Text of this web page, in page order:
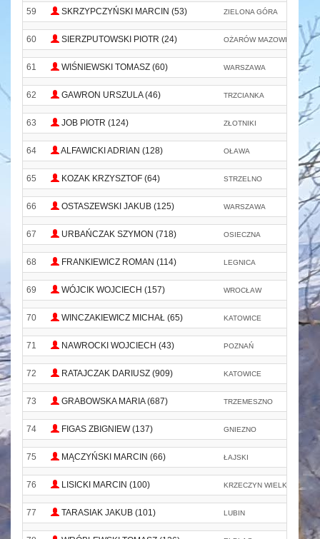
59 SKRZYPCZYŃSKI MARCIN (53) ZIELONA GÓRA
60 SIERZPUTOWSKI PIOTR (24) OŻARÓW MAZOWIECKI
61 WIŚNIEWSKI TOMASZ (60) WARSZAWA
62 GAWRON URSZULA (46) TRZCIANKA
63 JOB PIOTR (124) ZŁOTNIKI
64 ALFAWICKI ADRIAN (128) OŁAWA
65 KOZAK KRZYSZTOF (64) STRZELNO
66 OSTASZEWSKI JAKUB (125) WARSZAWA
67 URBAŃCZAK SZYMON (718) OSIECZNA
68 FRANKIEWICZ ROMAN (114) LEGNICA
69 WÓJCIK WOJCIECH (157) WROCŁAW
70 WINCZAKIEWICZ MICHAŁ (65) KATOWICE
71 NAWROCKI WOJCIECH (43) POZNAŃ
72 RATAJCZAK DARIUSZ (909) KATOWICE
73 GRABOWSKA MARIA (687) TRZEMESZNO
74 FIGAS ZBIGNIEW (137) GNIEZNO
75 MĄCZYŃSKI MARCIN (66) ŁAJSKI
76 LISICKI MARCIN (100) KRZECZYN WIELKI
77 TARASIAK JAKUB (101) LUBIN